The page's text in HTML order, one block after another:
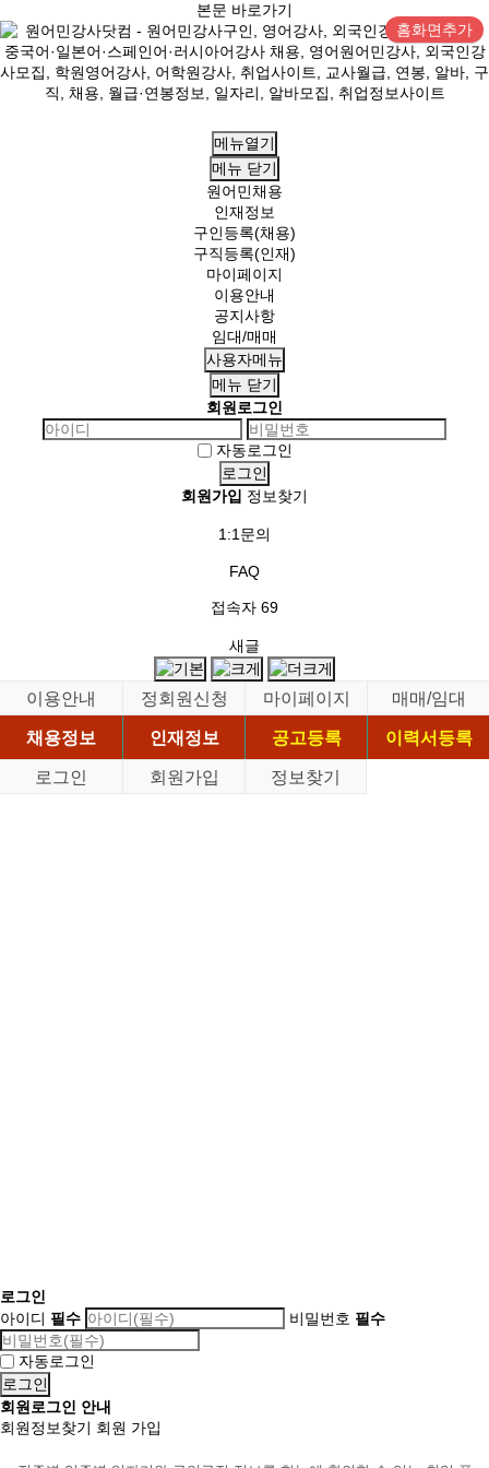
본문 바로가기
홈화면추가
메뉴열기
메뉴 닫기
원어민채용
인재정보
구인등록(채용)
구직등록(인재)
마이페이지
이용안내
공지사항
임대/매매
사용자메뉴
메뉴 닫기
회원로그인
자동로그인
회원가입 정보찾기
1:1문의
FAQ
접속자 69
새글
이용안내 정회원신청 마이페이지
매매/임대
채용정보
인재정보 공고등록
이력서등록
로그인
회원가입 정보찾기
로그인
아이디 필수 비밀번호 필수
자동로그인
회원로그인 안내
회원정보찾기 회원 가입